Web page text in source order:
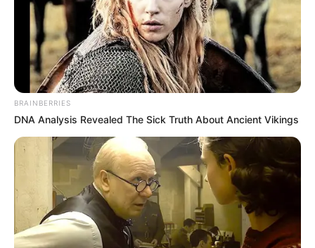
BRAINBERRIES
DNA Analysis Revealed The Sick Truth About Ancient Vikings